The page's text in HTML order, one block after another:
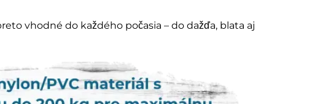
vhodné do každého počasia – do dažďa, blata aj